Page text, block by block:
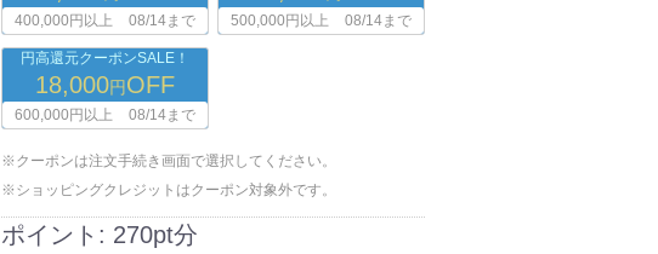
400,000円以上 08/14まで 500,000円以上 08/14まで
円高還元クーポンSALE！
18,000円OFF
600,000円以上 08/14まで
※クーポンは注文手続き画面で選択してください。
※ショッピングクレジットはクーポン対象外です。
ポイント: 270pt分